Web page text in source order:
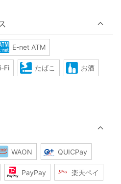
E-net ATM
Fi たばこ お酒
WAON QUICPay
PayPay 楽天ペイ